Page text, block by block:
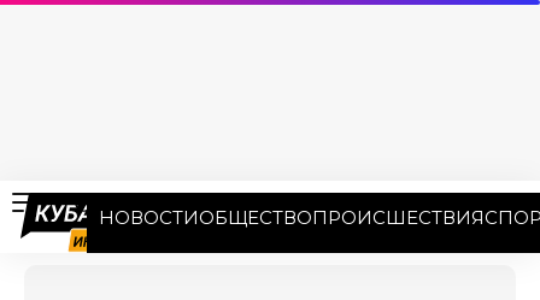
НОВОСТИОБЩЕСТВОПРОИСШЕСТВИЯ